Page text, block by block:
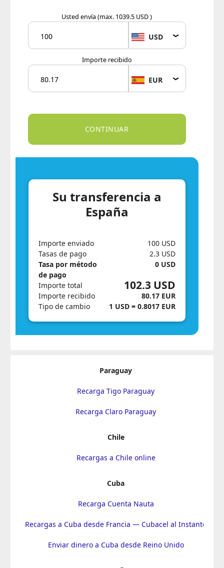
Usted envía (max. 1039.5 USD )
USD
Importe recibido
EUR
Su transferencia a
España
Importe enviado
Tasas de pago
Tasa por método
de pago
100 USD
2.3 USD
0 USD
Importe total
Importe recibido
102.3 USD
80.17 EUR
Tipo de cambio
1 USD = 0.8017 EUR
Paraguay
Recarga Tigo Paraguay
Recarga Claro Paraguay
Chile
Recargas a Chile online
Cuba
Recarga Cuenta Nauta
Recargas a Cuba desde Francia — Cubacel al Instante
Enviar dinero a Cuba desde Reino Unido